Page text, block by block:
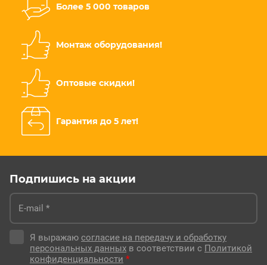
Более 5 000 товаров
Монтаж оборудования!
Оптовые скидки!
Гарантия до 5 лет!
Подпишись на акции
Я выражаю согласие на передачу и обработку
персональных данных в соответствии с Политикой
конфиденциальности *